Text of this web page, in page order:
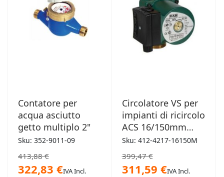
Contatore per
acqua asciutto
getto multiplo 2"
Sku: 352-9011-09
413,88 €
322,83 €IVA Incl.
Circolatore VS per
impianti di ricircolo
ACS 16/150mm
attacco 1"1/2
Sku: 412-4217-16150M
399,47 €
311,59 €IVA Incl.